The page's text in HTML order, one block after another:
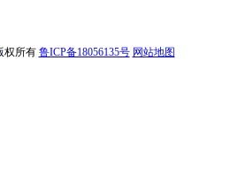
权所有 鲁ICP备18056135号 网站地图